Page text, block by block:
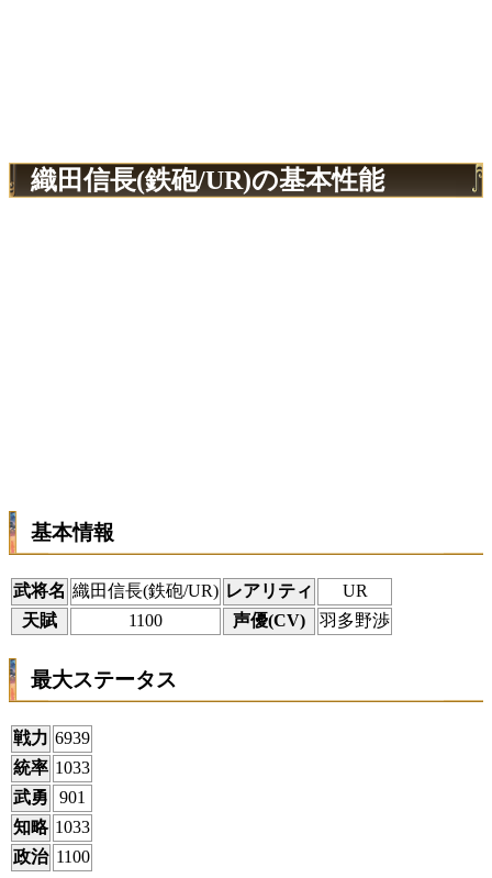
織田信長(鉄砲/UR)の基本性能
基本情報
武将名 織田信長(鉄砲/UR) レアリティ
UR
天賦
1100 声優(CV) 羽多野渉
最大ステータス
戦力 6939
統率 1033
武勇
901
知略 1033
政治 1100